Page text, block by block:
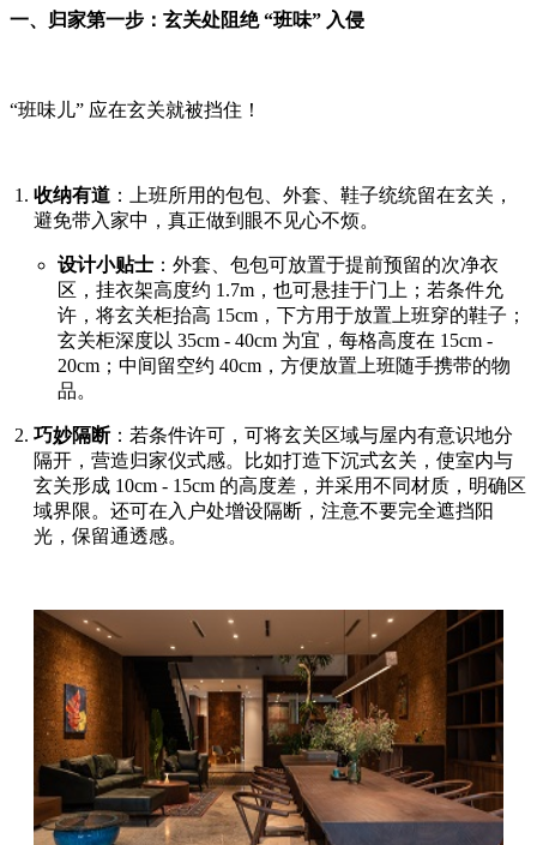
一、归家第一步：玄关处阻绝 “班味” 入侵
“班味儿” 应在玄关就被挡住！
收纳有道 ：上班所用的包包、外套、鞋子统统留在玄关，
避免带入家中，真正做到眼不见心不烦。
设计小贴士 ：外套、包包可放置于提前预留的次净衣
区，挂衣架高度约 1.7m，也可悬挂于门上；若条件允
许，将玄关柜抬高 15cm，下方用于放置上班穿的鞋子；
玄关柜深度以 35cm - 40cm 为宜，每格高度在 15cm -
20cm；中间留空约 40cm，方便放置上班随手携带的物
品。
巧妙隔断：若条件许可，可将玄关区域与屋内有意识地分
隔开，营造归家仪式感。比如打造下沉式玄关，使室内与
玄关形成 10cm - 15cm 的高度差，并采用不同材质，明确区
域界限。还可在入户处增设隔断，注意不要完全遮挡阳
光，保留通透感。